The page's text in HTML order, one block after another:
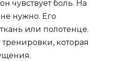
чувствует боль. На
нужно. Его
или полотенце.
тренировки, которая